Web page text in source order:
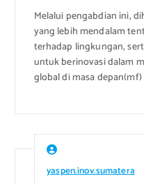
Melalui pengabdian ini,
yang lebih mendalam
terhadap lingkungan,
untuk berinovasi dalam
global di masa depan(mf)
yaspen.inov.sumatera